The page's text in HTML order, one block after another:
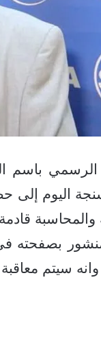
الرسمي باسم
اليوم إلى
والمحاسبة
بصفحته
سيتم